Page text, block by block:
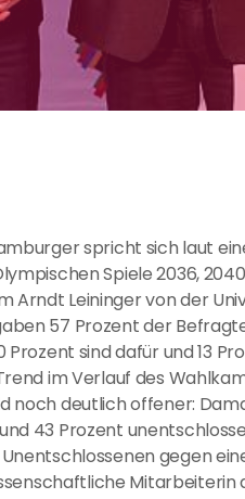
spricht sich laut
Spiele 2036,
Arndt Leininger von der
57 Prozent der
sind dafür und 13
im Verlauf des
noch deutlich offener:
43 Prozent
gegen